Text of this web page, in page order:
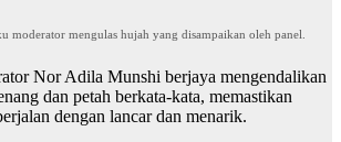
moderator mengulas hujah yang disampaikan oleh panel.
Nor Adila Munshi berjaya mengendalikan
dan petah berkata-kata, memastikan
dengan lancar dan menarik.